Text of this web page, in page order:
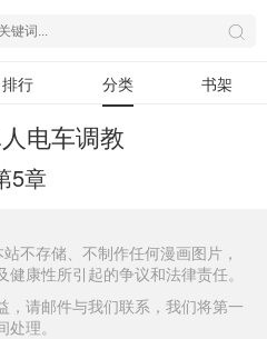
排行 分类 书架
电车调教
5章
不存储、不制作任何漫画图片，
康性所引起的争议和法律责任。
，请邮件与我们联系，我们将第一
处理。